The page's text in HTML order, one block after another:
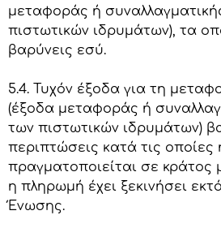
μεταφοράς ή
πιστωτικών ιδρυμάτων), τα
βαρύνεις εσύ.
5.4. Τυχόν έξοδα για τη
(έξοδα μεταφοράς ή
των πιστωτικών ιδρυμάτων)
περιπτώσεις κατά τις
πραγματοποιείται σε κράτος
η πληρωμή έχει ξεκινήσει
Ένωσης.